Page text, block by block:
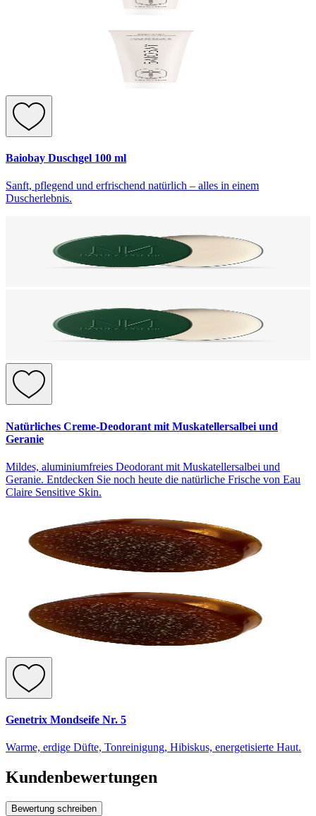
Baiobay Duschgel 100 ml
Sanft, pflegend und erfrischend natürlich – alles in einem
Duscherlebnis.
Natürliches Creme-Deodorant mit Muskatellersalbei und
Geranie
Mildes, aluminiumfreies Deodorant mit Muskatellersalbei und
Geranie. Entdecken Sie noch heute die natürliche Frische von Eau
Claire Sensitive Skin.
Genetrix Mondseife Nr. 5
Warme, erdige Düfte, Tonreinigung, Hibiskus, energetisierte Haut.
Kundenbewertungen
Bewertung schreiben